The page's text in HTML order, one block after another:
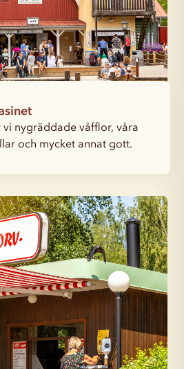
vi nygräddade våfflor, våra
och mycket annat gott.